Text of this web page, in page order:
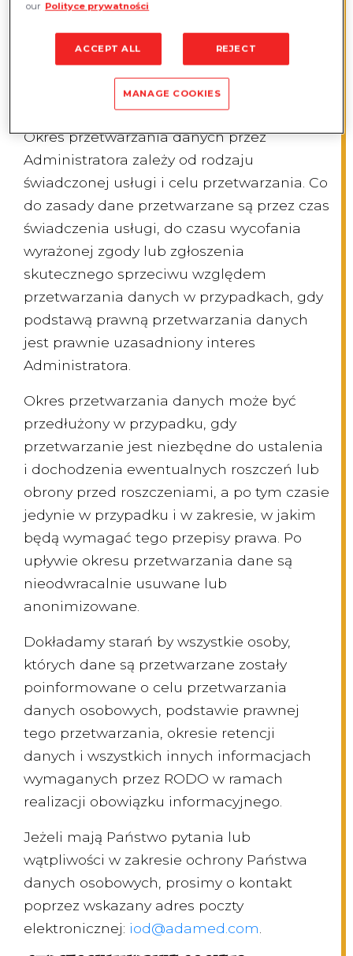
celu analizy ich zachowania lub stworzenia
prognozy na przyszłość. Pozwala to na
lepsze dopasowanie wyświetlanych treści
do indywidualnych preferencji
i zainteresowań Użytkownika.
Okres przetwarzania danych przez
Administratora zależy od rodzaju
świadczonej usługi i celu przetwarzania. Co
do zasady dane przetwarzane są przez czas
świadczenia usługi, do czasu wycofania
wyrażonej zgody lub zgłoszenia
skutecznego sprzeciwu względem
przetwarzania danych w przypadkach, gdy
podstawą prawną przetwarzania danych
jest prawnie uzasadniony interes
Administratora.
Okres przetwarzania danych może być
przedłużony w przypadku, gdy
przetwarzanie jest niezbędne do ustalenia
i dochodzenia ewentualnych roszczeń lub
obrony przed roszczeniami, a po tym czasie
jedynie w przypadku i w zakresie, w jakim
będą wymagać tego przepisy prawa. Po
upływie okresu przetwarzania dane są
nieodwracalnie usuwane lub
anonimizowane.
Dokładamy starań by wszystkie osoby,
których dane są przetwarzane zostały
poinformowane o celu przetwarzania
danych osobowych, podstawie prawnej
tego przetwarzania, okresie retencji
danych i wszystkich innych informacjach
wymaganych przez RODO w ramach
realizacji obowiązku informacyjnego.
Jeżeli mają Państwo pytania lub
wątpliwości w zakresie ochrony Państwa
danych osobowych, prosimy o kontakt
poprzez wskazany adres poczty
elektronicznej: iod@adamed.com.
our Polityce prywatności
ACCEPT ALL REJECT
MANAGE COOKIES